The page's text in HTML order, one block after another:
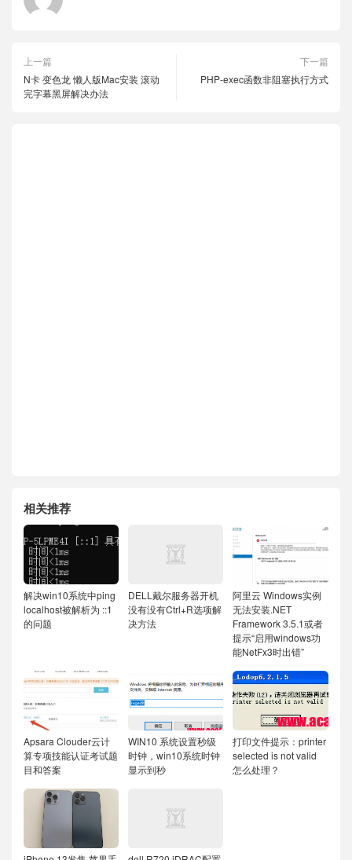
上一篇
N卡 变色龙 懒人版Mac安装 滚动
完字幕黑屏解决办法
下一篇
PHP-exec函数非阻塞执行方式
相关推荐
解决win10系统中ping
localhost被解析为 ::1
的问题
DELL戴尔服务器开机
没有没有Ctrl+R选项解
决方法
阿里云 Windows实例
无法安装.NET
Framework 3.5.1或者
提示“启用windows功
能NetFx3时出错”
Apsara Clouder云计
算专项技能认证考试题
目和答案
WIN10 系统设置秒级
时钟，win10系统时钟
显示到秒
打印文件提示：printer
selected is not valid
怎么处理？